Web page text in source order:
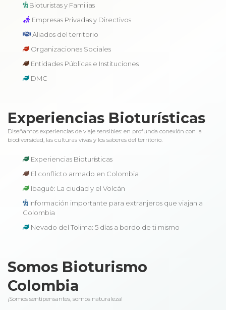
Bioturistas y Familias
Empresas Privadas y Directivos
Aliados del territorio
Organizaciones Sociales
Entidades Públicas e Instituciones
DMC
Experiencias Bioturísticas
Diseñamos experiencias de viaje sensibles: en profunda conexión con la
biodiversidad, las culturas vivas y los saberes del territorio.
Experiencias Bioturísticas
El conflicto armado en Colombia
Ibagué: La ciudad y el Volcán
Información importante para extranjeros que viajan a
Colombia
Nevado del Tolima: 5 días a bordo de ti mismo
Somos Bioturismo
Colombia
¡Somos sentipensantes, somos naturaleza!